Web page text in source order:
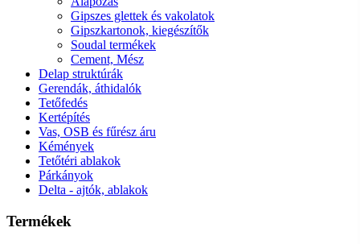
Gipszes glettek és vakolatok
Gipszkartonok, kiegészítők
Soudal termékek
Cement, Mész
Delap struktúrák
Gerendák, áthidalók
Tetőfedés
Kertépítés
Vas, OSB és fűrész áru
Kémények
Tetőtéri ablakok
Párkányok
Delta - ajtók, ablakok
Termékek